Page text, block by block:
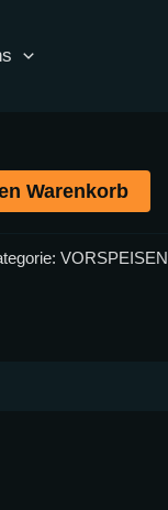
Warenkorb
VORSPEISEN